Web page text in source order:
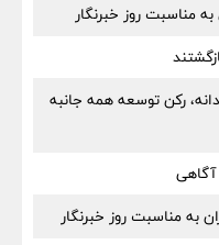
مناسبت روز خبرنگار
رکن توسعه همه جانبه
آگاهی
به مناسبت روز خبرنگار